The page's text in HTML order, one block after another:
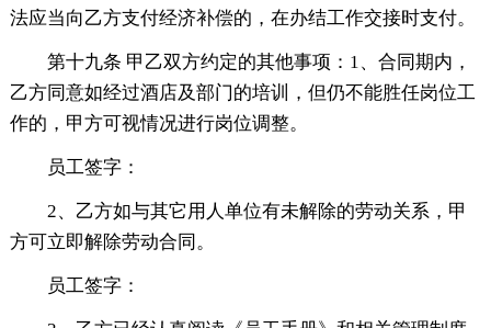
法应当向乙方支付经济补偿的，在办结工作交接时支付。
第十九条 甲乙双方约定的其他事项：1、合同期内，
乙方同意如经过酒店及部门的培训，但仍不能胜任岗位工
作的，甲方可视情况进行岗位调整。
员工签字：
2、乙方如与其它用人单位有未解除的劳动关系，甲
方可立即解除劳动合同。
员工签字：